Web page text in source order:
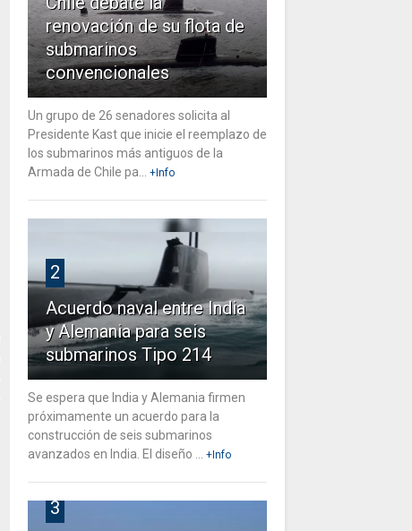
renovación de su flota de
submarinos
convencionales
Un grupo de 26 senadores solicita al
Presidente Kast que inicie el reemplazo de
los submarinos más antiguos de la
Armada de Chile pa...
+Info
2
Acuerdo naval entre India
y Alemania para seis
submarinos Tipo 214
Se espera que India y Alemania firmen
próximamente un acuerdo para la
construcción de seis submarinos
avanzados en India. El diseño ...
+Info
3